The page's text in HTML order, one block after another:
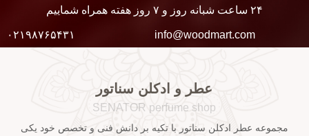
۲۴ ساعت شبانه روز و ۷ روز هفته همراه شماییم
info@woodmart.com ۰۲۱۹۸۷۶۵۴۳۱
عطر و ادکلن سناتور
SENATOR perfume shop
مجموعه عطر ادکلن سناتور با تکیه بر دانش فنی و تخصص خود یکی